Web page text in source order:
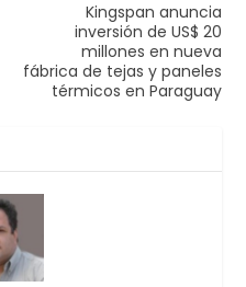
Kingspan anuncia
inversión de US$ 20
millones en nueva
fábrica de tejas y paneles
térmicos en Paraguay